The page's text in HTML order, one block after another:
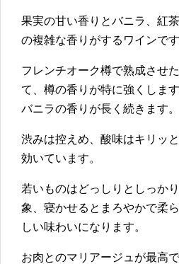
果実の甘い香りとバニラ、紅
の複雑な香りがするワインです
フレンチオーク樽で熟成させ
て、樽の香りが特に強くしま
バニラの香りが長く続きます。
渋みは控えめ、酸味はキリッ
効いています。
若いものはどっしりとしっか
象、寝かせるとまろやかで柔
しい味わいになります。
お肉とのマリアージュが最高